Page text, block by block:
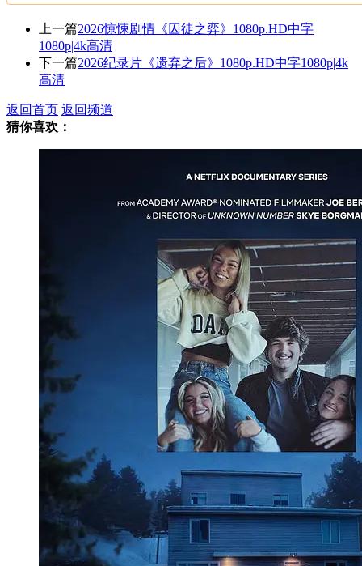
上一篇2026惊悚剧情《囚徒之弈》1080p.HD中字
1080p|4k高清
下一篇2026纪录片《遗弃之后》1080p.HD中字1080p|4k
高清
返回首页 返回频道
猜你喜欢：